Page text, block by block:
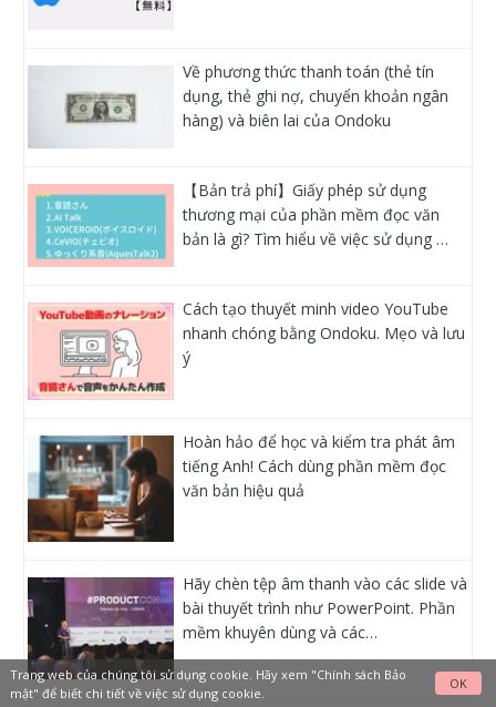
Về phương thức thanh toán (thẻ tín
dụng, thẻ ghi nợ, chuyển khoản ngân
hàng) và biên lai của Ondoku
【Bản trả phí】Giấy phép sử dụng
thương mại của phần mềm đọc văn
bản là gì? Tìm hiểu về việc sử dụng …
Cách tạo thuyết minh video YouTube
nhanh chóng bằng Ondoku. Mẹo và lưu
ý
Hoàn hảo để học và kiểm tra phát âm
tiếng Anh! Cách dùng phần mềm đọc
văn bản hiệu quả
Hãy chèn tệp âm thanh vào các slide và
bài thuyết trình như PowerPoint. Phần
mềm khuyên dùng và các…
Trang web của chúng tôi sử dụng cookie. Hãy xem "Chính sách Bảo
mật" để biết chi tiết về việc sử dụng cookie.
OK